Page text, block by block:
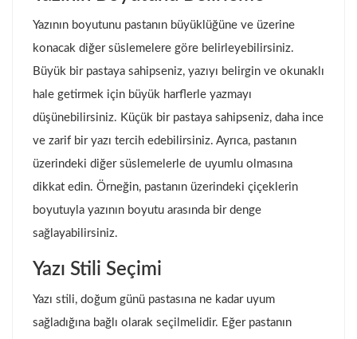
Yazının boyutunu pastanın büyüklüğüne ve üzerine
konacak diğer süslemelere göre belirleyebilirsiniz.
Büyük bir pastaya sahipseniz, yazıyı belirgin ve okunaklı
hale getirmek için büyük harflerle yazmayı
düşünebilirsiniz. Küçük bir pastaya sahipseniz, daha ince
ve zarif bir yazı tercih edebilirsiniz. Ayrıca, pastanın
üzerindeki diğer süslemelerle de uyumlu olmasına
dikkat edin. Örneğin, pastanın üzerindeki çiçeklerin
boyutuyla yazının boyutu arasında bir denge
sağlayabilirsiniz.
Yazı Stili Seçimi
Yazı stili, doğum günü pastasına ne kadar uyum
sağladığına bağlı olarak seçilmelidir. Eğer pastanın